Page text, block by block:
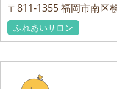
〒811-1355福岡市南区
ふれあいサロン